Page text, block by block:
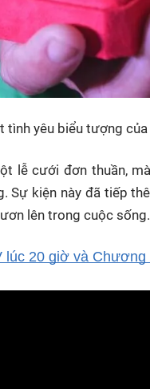
tình yêu biểu tượng
lễ cưới đơn thuần,
Sự kiện này đã tiếp
lên trong cuộc sống.
20 giờ và